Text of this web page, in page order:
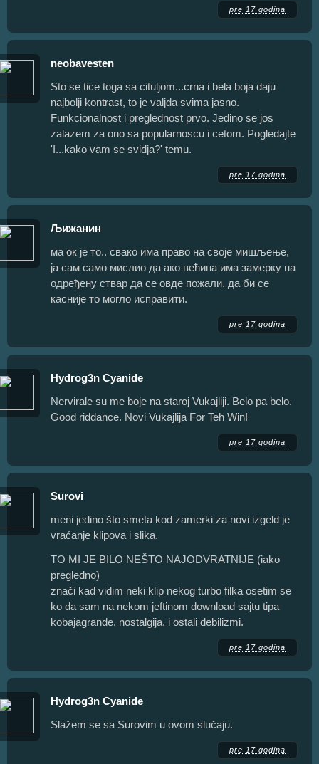
pre 17 godina
neobavesten
Sto se tice toga sa cituljom...crna i bela boja daju
najbolji kontrast, to je valjda svima jasno.
Funkcionalnost i preglednost prvo. Jedino se jos
zalazem za ono sa popularnoscu i cetom. Pogledajte
'I...kako vam se svidja?' temu.
pre 17 godina
Љижанин
ма ок је то.. свако има право на своје мишљење,
ја сам само мислио да ако већина има замерку на
одређену ствар да се овде пожали, да би се
касније то могло исправити.
pre 17 godina
Hydrog3n Cyanide
Nervirale su me boje na staroj Vukajliji. Belo pa belo.
Good riddance. Novi Vukajlija For Teh Win!
pre 17 godina
Surovi
meni jedino što smeta kod zamerki za novi izgeld je
vraćanje klipova i slika.
TO MI JE BILO NEŠTO NAJODVRATNIJE (iako
pregledno)
znači kad vidim neki klip nekog turbo filka osetim se
ko da sam na nekom jeftinom download sajtu tipa
kobajagrande, nostalgija, i ostali debilizmi.
pre 17 godina
Hydrog3n Cyanide
Slažem se sa Surovim u ovom slučaju.
pre 17 godina